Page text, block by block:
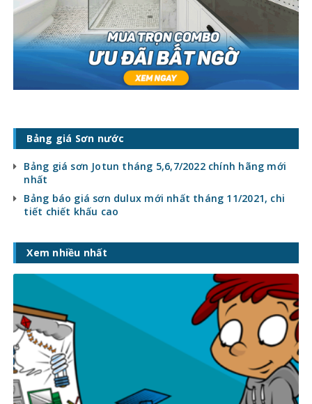
Bảng giá Sơn nước
Bảng giá sơn Jotun tháng 5,6,7/2022 chính hãng mới
nhất
Bảng báo giá sơn dulux mới nhất tháng 11/2021, chi
tiết chiết khấu cao
Xem nhiều nhất